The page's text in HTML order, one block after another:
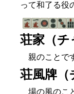
って和了る役
荘家（チ
親のことで
荘風牌（
場の風のこ